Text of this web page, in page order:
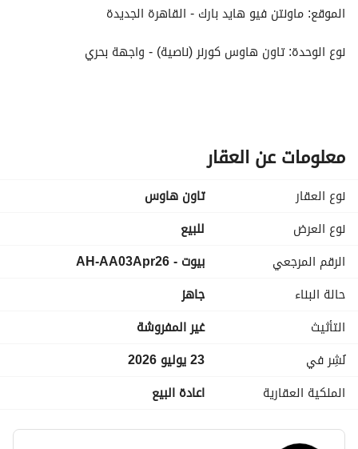
الموقع: ماونتن فيو هايد بارك - القاهرة الجديدة
نوع الوحدة: تاون هاوس كورنر (ناصية) - واجهة بحري
مساحة الرووف: 61.6 متر مربع (تراس)
عدد الغرف: 3 غرف نوم + 2 غرفة معيشة + غرفة خادمة بحمام
عدد الحمامات: 3 حمامات (تشمل غرف ماستر بملابس)
العمولة والضريبة) - الوحدة جاهزة للاستلام فوراً
معلومات عن العقار
نوع العقار
تاون هاوس
نوع العرض
للبيع
الرقم المرجعي
بيوت - AH-AA03Apr26
حالة البناء
جاهز
التأثيث
غير المفروشة
نُشِر في
23 يوليو 2026
الملكية العقارية
اعادة البيع